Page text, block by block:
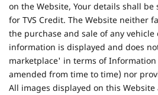
on the Website, Your details shall be
for TVS Credit. The Website neither
the purchase and sale of any
information is displayed and does
marketplace' in terms of Information
amended from time to time) nor
All images displayed on this